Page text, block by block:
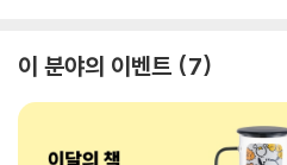
이 분야의 이벤트 7